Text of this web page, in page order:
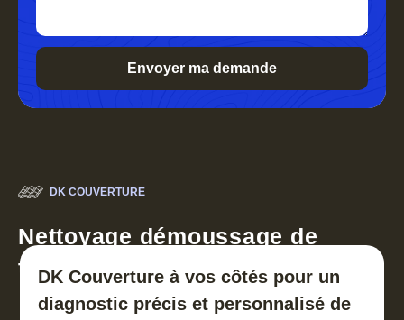
DK COUVERTURE
Nettoyage démoussage de
toiture 30
DK Couverture à vos côtés pour un
diagnostic précis et personnalisé de